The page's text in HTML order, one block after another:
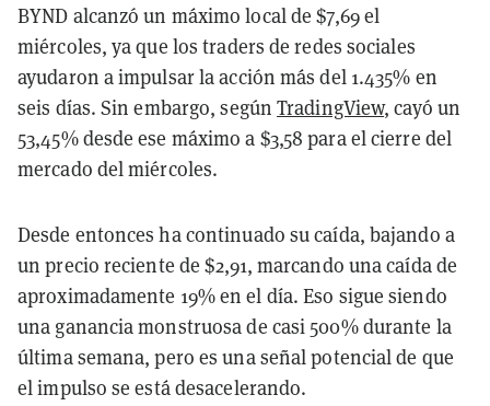
BYND alcanzó un máximo local de $7,69 el
miércoles, ya que los traders de redes sociales
ayudaron a impulsar la acción más del 1.435% en
seis días. Sin embargo, segúnTradingView, cayó un
53,45% desde ese máximo a $3,58 para el cierre del
mercado del miércoles.
Desde entonces ha continuado su caída, bajando a
un precio reciente de $2,91, marcando una caída de
aproximadamente 19% en el día. Eso sigue siendo
una ganancia monstruosa de casi 500% durante la
última semana, pero es una señal potencial de que
el impulso se está desacelerando.